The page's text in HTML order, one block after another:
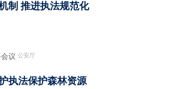
制 推进执法规范化
议 公安厅
执法保护森林资源